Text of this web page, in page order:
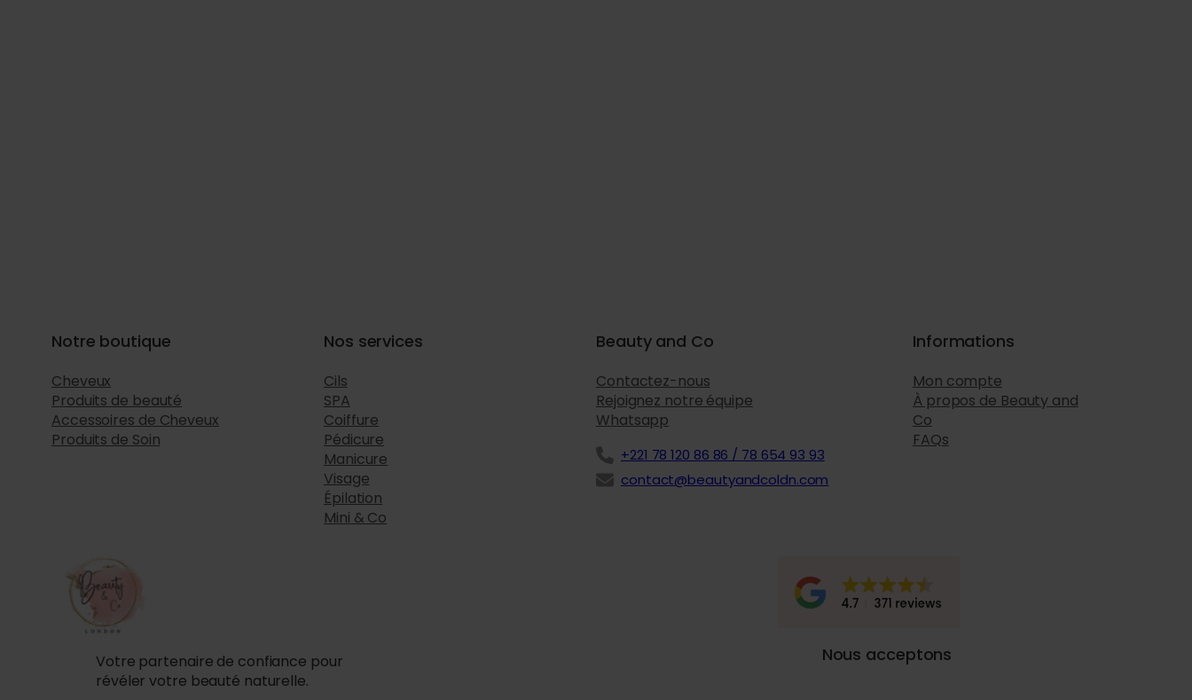
Notre boutique
Cheveux
Produits de beauté
Accessoires de Cheveux
Produits de Soin
Nos services
Cils
SPA
Coiffure
Pédicure
Manicure
Visage
Épilation
Mini & Co
Beauty and Co
Contactez-nous
Rejoignez notre équipe
Whatsapp
+221 78 120 86 86 / 78 654 93 93
contact@beautyandcoldn.com
Informations
Mon compte
À propos de Beauty and
Co
FAQs
Votre partenaire de confiance pour
révéler votre beauté naturelle.
Nous acceptons